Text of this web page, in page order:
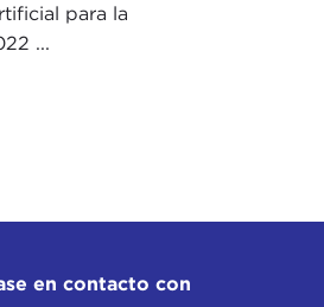
para la
...
en contacto con